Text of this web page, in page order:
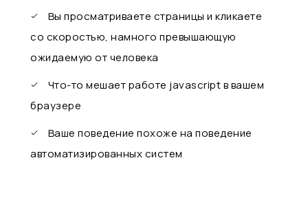
Вы просматриваете страницы и кликаете
со скоростью, намного превышающую
ожидаемую от человека
Что-то мешает работе javascript в вашем
браузере
Ваше поведение похоже на поведение
автоматизированных систем